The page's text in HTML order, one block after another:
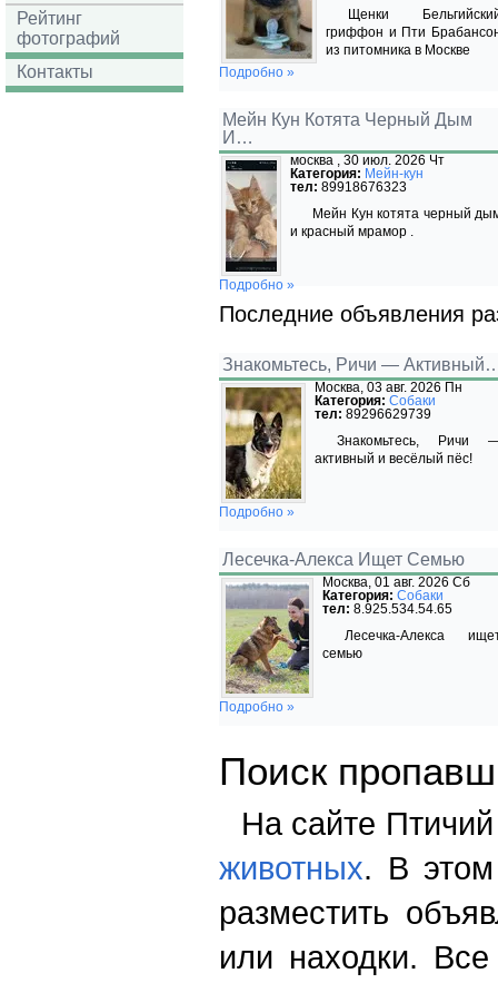
Рейтинг
фотографий
Контакты
Щенки
гриффон и Пти
из питомника в Москве
Подробно »
Мейн Кун Котята Черный Дым
И…
москва , 30 июл. 2026 Чт
Категория: Мейн-кун
тел: 89918676323
Мейн Кун котята черный
и красный мрамор .
Подробно »
Последние объявления
Знакомьтесь, Ричи —
Москва, 03 авг. 2026 Пн
Категория: Собаки
тел: 89296629739
Знакомьтесь, Ричи
активный и весёлый пёс!
Подробно »
Лесечка-Алекса Ищет Семью
Москва, 01 авг. 2026 Сб
Категория: Собаки
тел: 8.925.534.54.65
Лесечка-Алекса
семью
Подробно »
Поиск
На сайте
животных. В этом
разместить
или находки.